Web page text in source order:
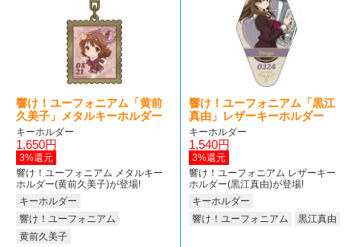
響け！ユーフォニアム「黄前
久美子」メタルキーホルダー
キーホルダー
1,650円
3%還元
響け！ユーフォニアム メタルキー
ホルダー(黄前久美子)が登場!
キーホルダー
響け！ユーフォニアム
黄前久美子
響け！ユーフォニアム「黒江
真由」レザーキーホルダー
キーホルダー
1,540円
3%還元
響け！ユーフォニアム レザーキー
ホルダー(黒江真由)が登場!
キーホルダー
響け！ユーフォニアム
黒江真由